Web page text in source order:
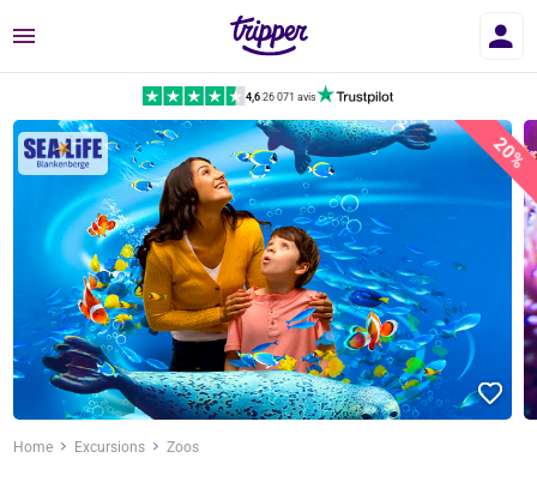
Menu
4,6|26 071 avis
20%
Home Excursions Zoos